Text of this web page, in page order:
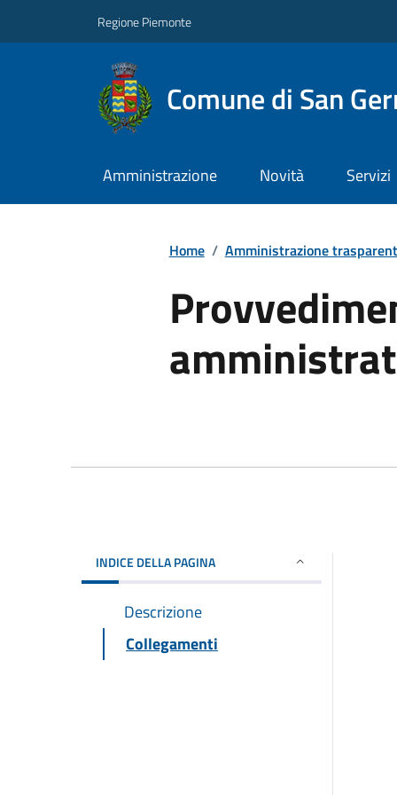
Regione Piemonte
Comune di San
Amministrazione Novità Servizi
Home / Amministrazione
INDICE DELLA PAGINA
Descrizione
Collegamenti